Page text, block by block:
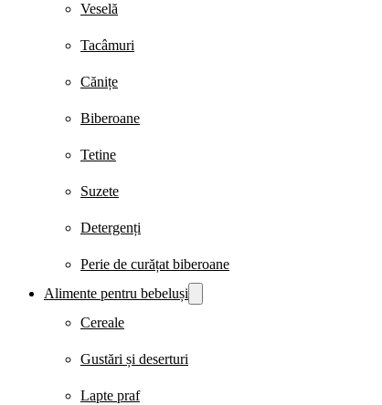
Veselă
Tacâmuri
Cănițe
Biberoane
Tetine
Suzete
Detergenți
Perie de curățat biberoane
Alimente pentru bebeluși
Cereale
Gustări și deserturi
Lapte praf